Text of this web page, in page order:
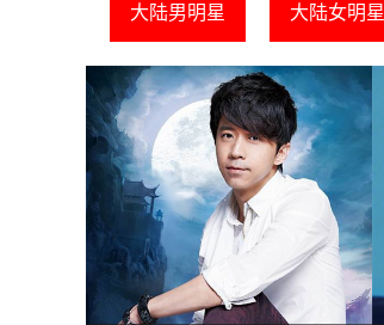
大陆男明星 大陆女明星